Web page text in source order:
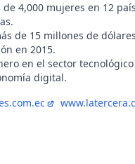
4,000 mujeres en 12
de 15 millones de
en 2015.
en el sector
digital.